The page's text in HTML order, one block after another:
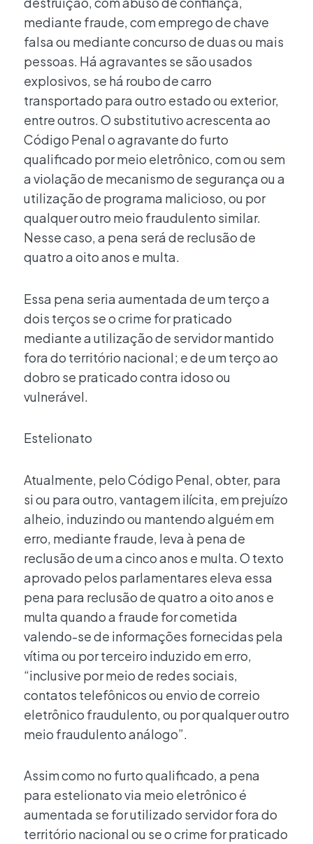
mediante fraude, com emprego de chave
falsa ou mediante concurso de duas ou mais
pessoas. Há agravantes se são usados
explosivos, se há roubo de carro
transportado para outro estado ou exterior,
entre outros. O substitutivo acrescenta ao
Código Penal o agravante do furto
qualificado por meio eletrônico, com ou sem
a violação de mecanismo de segurança ou a
utilização de programa malicioso, ou por
qualquer outro meio fraudulento similar.
Nesse caso, a pena será de reclusão de
quatro a oito anos e multa.
Essa pena seria aumentada de um terço a
dois terços se o crime for praticado
mediante a utilização de servidor mantido
fora do território nacional; e de um terço ao
dobro se praticado contra idoso ou
vulnerável.
Estelionato
Atualmente, pelo Código Penal, obter, para
si ou para outro, vantagem ilícita, em prejuízo
alheio, induzindo ou mantendo alguém em
erro, mediante fraude, leva à pena de
reclusão de um a cinco anos e multa. O texto
aprovado pelos parlamentares eleva essa
pena para reclusão de quatro a oito anos e
multa quando a fraude for cometida
valendo-se de informações fornecidas pela
vítima ou por terceiro induzido em erro,
“inclusive por meio de redes sociais,
contatos telefônicos ou envio de correio
eletrônico fraudulento, ou por qualquer outro
meio fraudulento análogo”.
Assim como no furto qualificado, a pena
para estelionato via meio eletrônico é
aumentada se for utilizado servidor fora do
território nacional ou se o crime for praticado